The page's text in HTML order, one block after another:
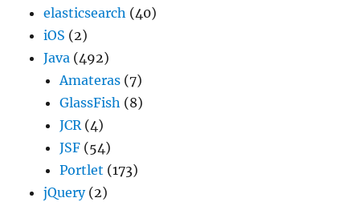
elasticsearch (40)
iOS (2)
Java (492)
Amateras (7)
GlassFish (8)
JCR(4)
JSF (54)
Portlet (173)
jQuery(2)